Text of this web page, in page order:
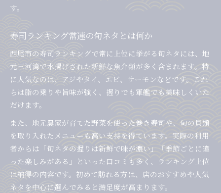
す。
寿司ランキング常連の旬ネタとは何か
西尾市の寿司ランキングで常に上位に挙がる旬ネタには、地
元三河湾で水揚げされた新鮮な魚介類が多く含まれます。特
に人気なのは、アジやタイ、エビ、サーモンなどです。これ
らは脂の乗りや旨味が強く、握りでも軍艦でも美味しくいた
だけます。
また、地元農家が育てた野菜を使った巻き寿司や、旬の貝類
を取り入れたメニューも高い支持を得ています。実際の利用
者からは「旬ネタの握りは新鮮で味が濃い」「季節ごとに違
った楽しみがある」といった口コミも多く、ランキング上位
は納得の内容です。初めて訪れる方は、店のおすすめや人気
ネタを中心に選んでみると満足度が高まります。